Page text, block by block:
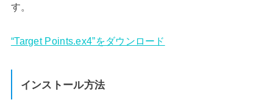
す。
“Target Points.ex4”をダウンロード
インストール方法